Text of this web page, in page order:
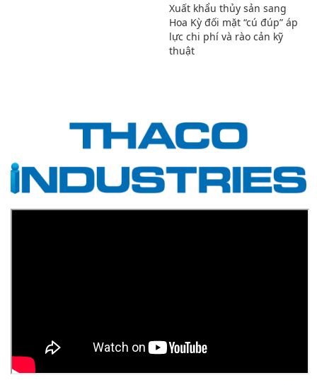
Xuất khẩu thủy sản sang
Hoa Kỳ đối mặt “cú đúp” áp
lực chi phí và rào cản kỹ
thuật